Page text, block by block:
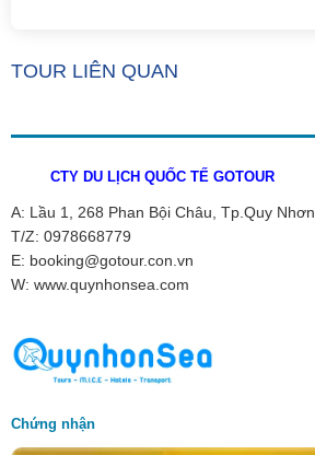
TOUR LIÊN QUAN
CTY DU LỊCH QUỐC TẾ GOTOUR
A: Lầu 1, 268 Phan Bội Châu, Tp.Quy Nhơn
T/Z: 0978668779
E: booking@gotour.con.vn
W: www.quynhonsea.com
Chứng nhận